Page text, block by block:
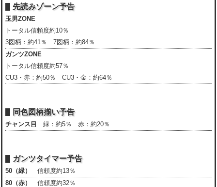
先読みゾーン予告
玉男ZONE
トータル信頼度約10％
3図柄：約41％ 7図柄：約84％
ガンツZONE
トータル信頼度約57％
CU3・赤：約50％ CU3・金：約64％
同色図柄揃い予告
チャンス目 緑：約5％ 赤：約20％
ガンツタイマー予告
50（緑）
信頼度約13％
80（赤）
信頼度約32％